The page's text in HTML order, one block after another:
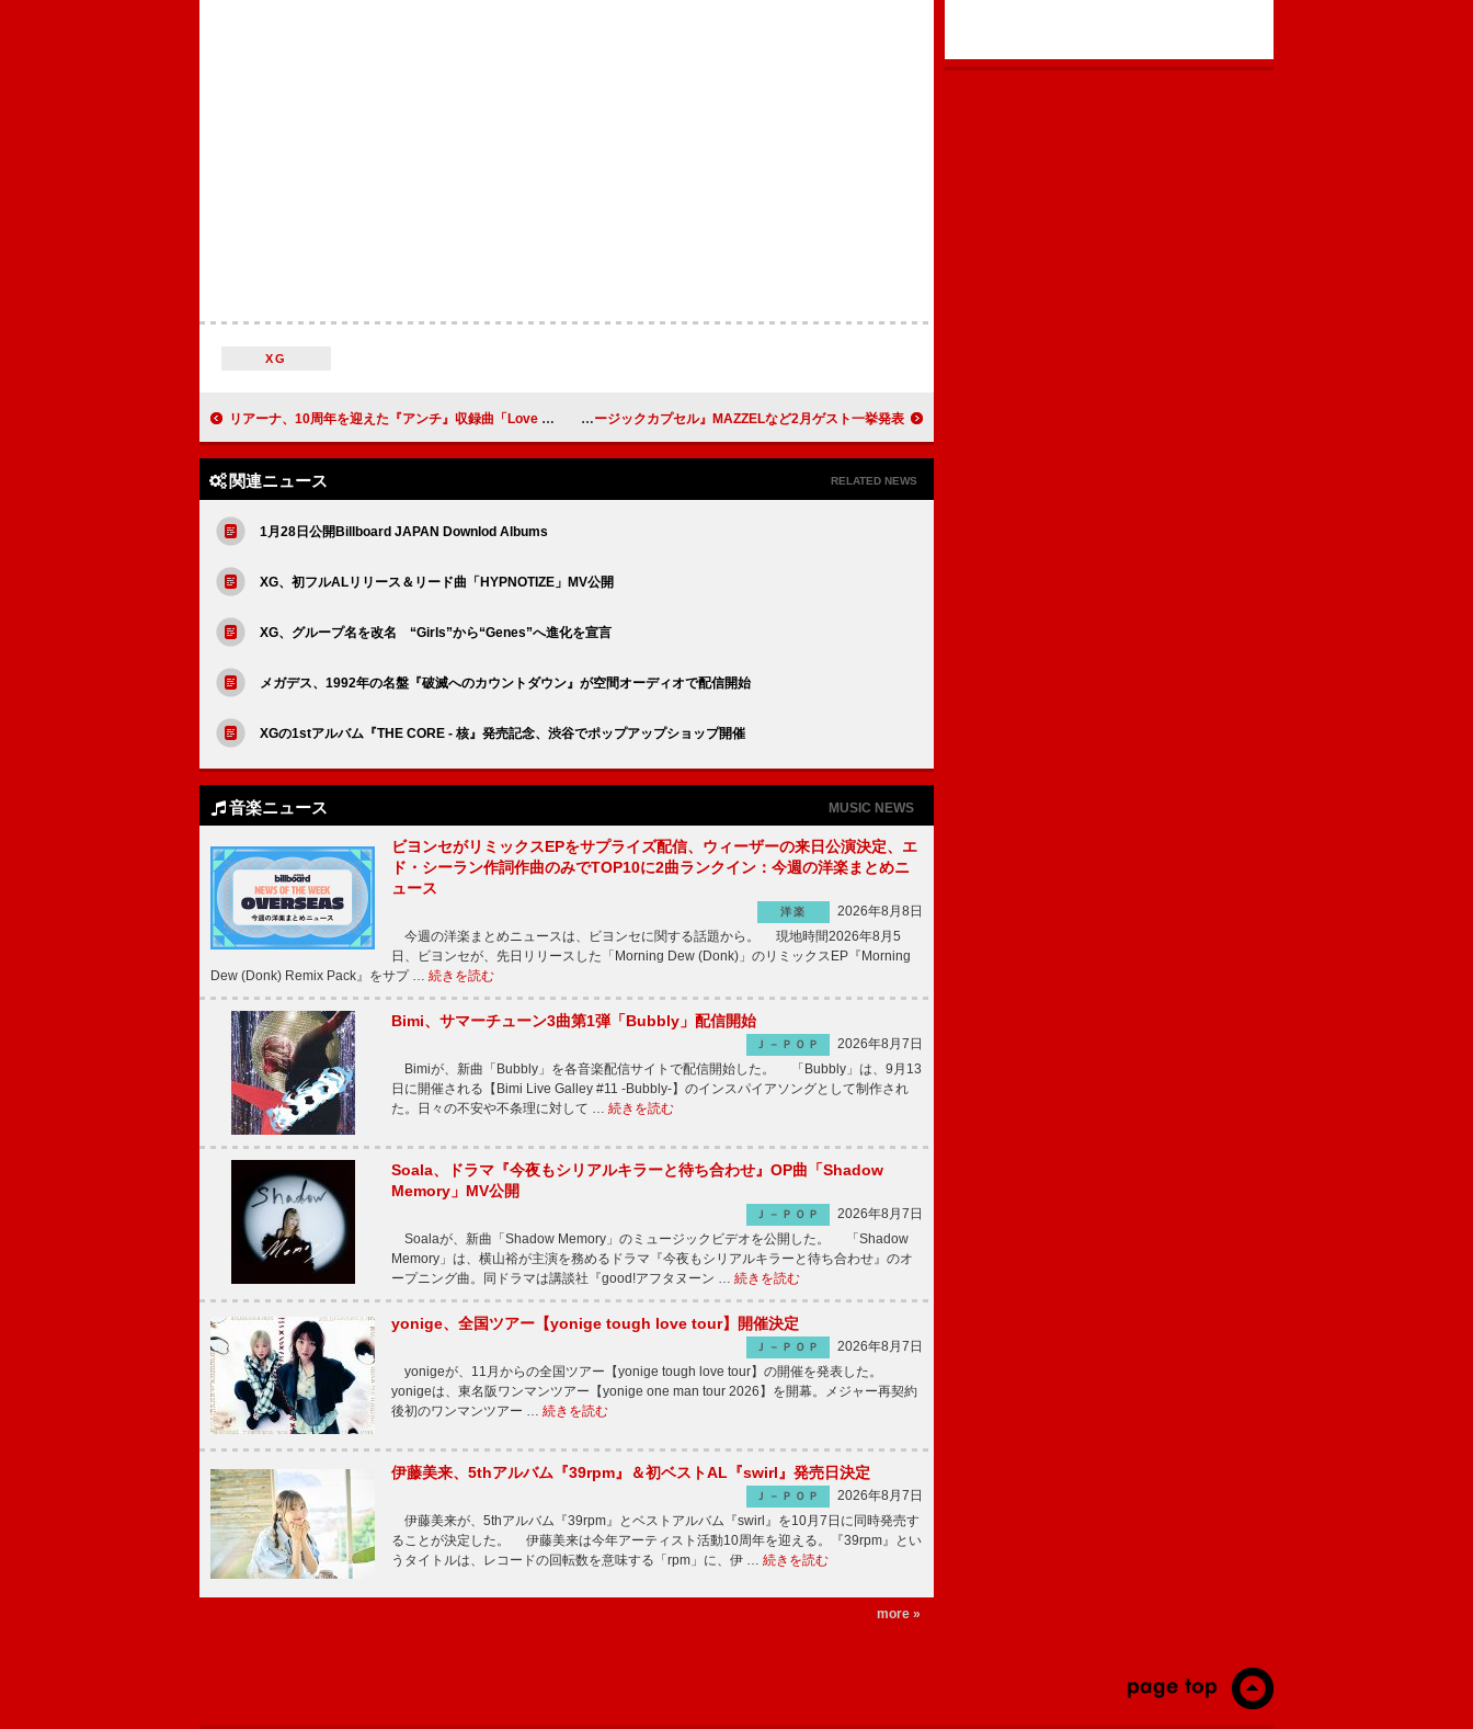
XG
リアーナ、10周年を迎えた『アンチ』収録曲「Love on the Brain」で自身8作のダイアモンド認定 メインMC永瀬廉（King & Prince）、テレ東『ミュージックカプセル』MAZZELなど2月ゲスト一挙発表
関連ニュース RELATED NEWS
1月28日公開Billboard JAPAN Downlod Albums
XG、初フルALリリース＆リード曲「HYPNOTIZE」MV公開
XG、グループ名を改名 “Girls”から“Genes”へ進化を宣言
メガデス、1992年の名盤『破滅へのカウントダウン』が空間オーディオで配信開始
XGの1stアルバム『THE CORE - 核』発売記念、渋谷でポップアップショップ開催
音楽ニュース MUSIC NEWS
ビヨンセがリミックスEPをサプライズ配信、ウィーザーの来日公演決定、エ
ド・シーラン作詞作曲のみでTOP10に2曲ランクイン：今週の洋楽まとめニ
ュース
洋楽
2026年8月8日
今週の洋楽まとめニュースは、ビヨンセに関する話題から。 現地時間2026年8月5
日、ビヨンセが、先日リリースした「Morning Dew (Donk)」のリミックスEP『Morning
Dew (Donk) Remix Pack』をサプ … 続きを読む
Bimi、サマーチューン3曲第1弾「Bubbly」配信開始
Ｊ－ＰＯＰ
2026年8月7日
Bimiが、新曲「Bubbly」を各音楽配信サイトで配信開始した。 「Bubbly」は、9月13
日に開催される【Bimi Live Galley #11 -Bubbly-】のインスパイアソングとして制作され
た。日々の不安や不条理に対して … 続きを読む
Soala、ドラマ『今夜もシリアルキラーと待ち合わせ』OP曲「Shadow
Memory」MV公開
Ｊ－ＰＯＰ
2026年8月7日
Soalaが、新曲「Shadow Memory」のミュージックビデオを公開した。 「Shadow
Memory」は、横山裕が主演を務めるドラマ『今夜もシリアルキラーと待ち合わせ』のオ
ープニング曲。同ドラマは講談社『good!アフタヌーン … 続きを読む
yonige、全国ツアー【yonige tough love tour】開催決定
Ｊ－ＰＯＰ
2026年8月7日
yonigeが、11月からの全国ツアー【yonige tough love tour】の開催を発表した。
yonigeは、東名阪ワンマンツアー【yonige one man tour 2026】を開幕。メジャー再契約
後初のワンマンツアー … 続きを読む
伊藤美来、5thアルバム『39rpm』＆初ベストAL『swirl』発売日決定
Ｊ－ＰＯＰ
2026年8月7日
伊藤美来が、5thアルバム『39rpm』とベストアルバム『swirl』を10月7日に同時発売す
ることが決定した。 伊藤美来は今年アーティスト活動10周年を迎える。『39rpm』とい
うタイトルは、レコードの回転数を意味する「rpm」に、伊 … 続きを読む
more »